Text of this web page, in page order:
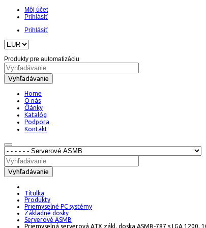
Môj účet
Prihlásiť
Prihlásiť
Produkty pre automatizáciu
Vyhľadávanie
Home
O nás
Články
Katalóg
Podpora
Kontakt
Vyhľadávanie
Titulka
Produkty
Priemyselné PC systémy
Základné dosky
Serverové ASMB
Priemyselná serverová ATX zákl. doska ASMB-787 s LGA 1200,